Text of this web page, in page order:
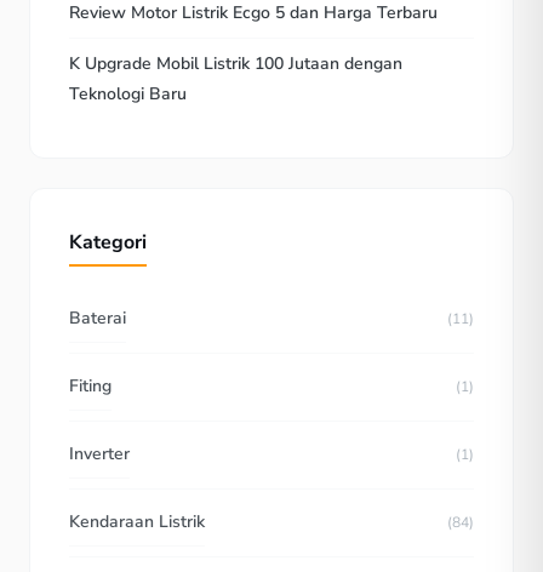
Review Motor Listrik Ecgo 5 dan Harga Terbaru
K Upgrade Mobil Listrik 100 Jutaan dengan
Teknologi Baru
Kategori
Baterai (11)
Fiting (1)
Inverter (1)
Kendaraan Listrik (84)